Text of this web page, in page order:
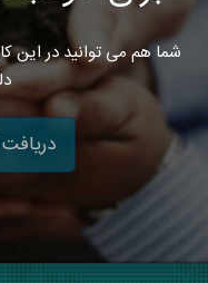
شما هم می توانید در این